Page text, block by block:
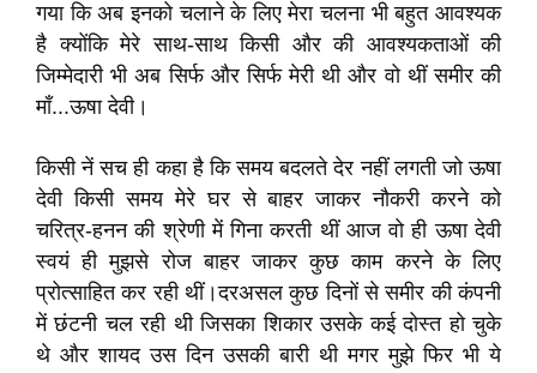
गया कि अब इनको चलाने के लिए मेरा चलना भी बहुत आवश्यक
है क्योंकि मेरे साथ-साथ किसी और की आवश्यकताओं की
जिम्मेदारी भी अब सिर्फ और सिर्फ मेरी थी और वो थीं समीर की
माँ...ऊषा देवी।
किसी नें सच ही कहा है कि समय बदलते देर नहीं लगती जो ऊषा
देवी किसी समय मेरे घर से बाहर जाकर नौकरी करने को
चरित्र-हनन की श्रेणी में गिना करती थीं आज वो ही ऊषा देवी
स्वयं ही मुझसे रोज बाहर जाकर कुछ काम करने के लिए
प्रोत्साहित कर रही थीं।दरअसल कुछ दिनों से समीर की कंपनी
में छंटनी चल रही थी जिसका शिकार उसके कई दोस्त हो चुके
थे और शायद उस दिन उसकी बारी थी मगर मुझे फिर भी ये